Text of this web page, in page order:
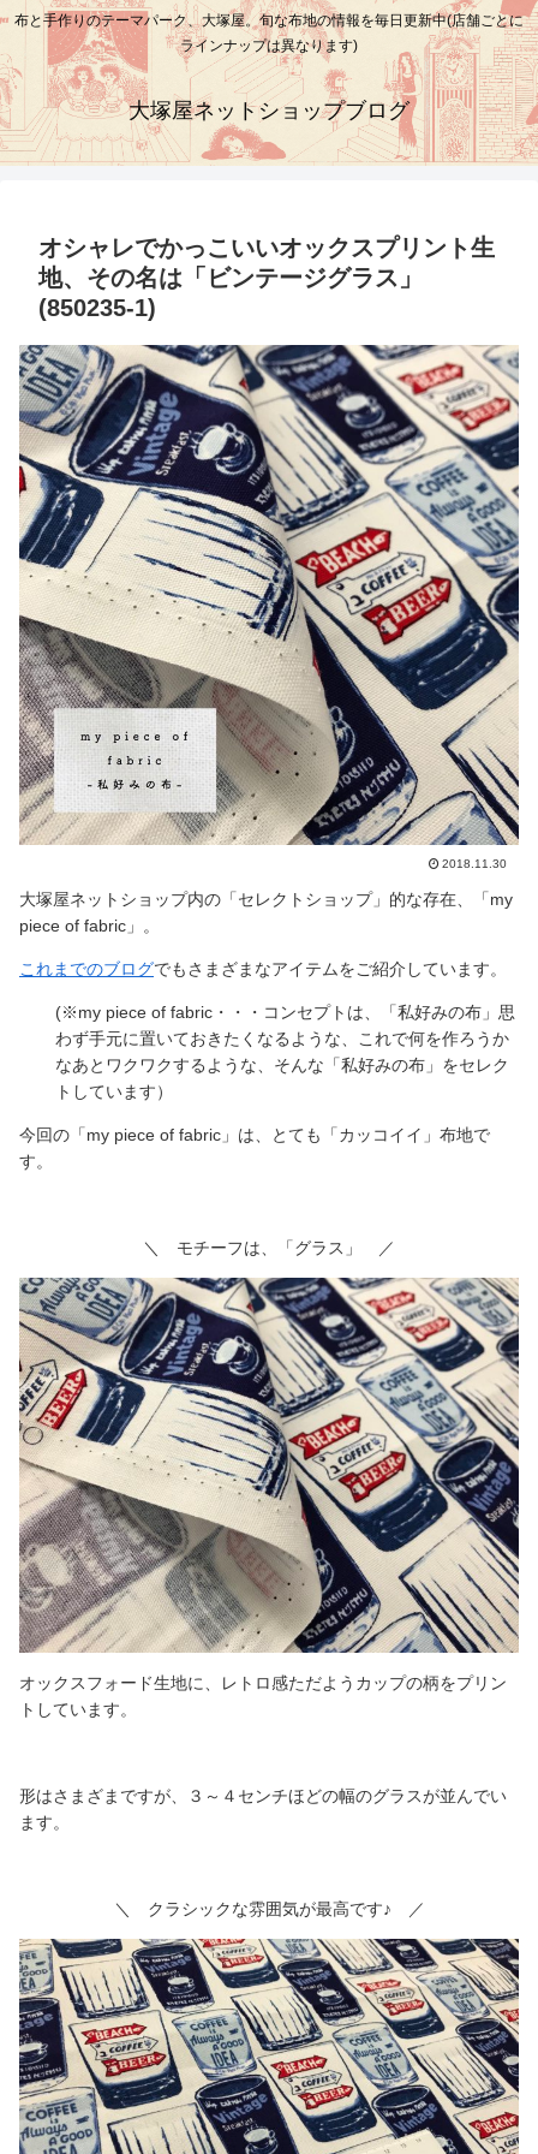
布と手作りのテーマパーク、大塚屋。旬な布地の情報を毎日更新中(店舗ごとに
ラインナップは異なります)
大塚屋ネットショップブログ
オシャレでかっこいいオックスプリント生
地、その名は「ビンテージグラス」
(850235-1)
2018.11.30
大塚屋ネットショップ内の「セレクトショップ」的な存在、「my
piece of fabric」。
これまでのブログでもさまざまなアイテムをご紹介しています。
(※my piece of fabric・・・コンセプトは、「私好みの布」思
わず手元に置いておきたくなるような、これで何を作ろうか
なあとワクワクするような、そんな「私好みの布」をセレク
トしています）
今回の「my piece of fabric」は、とても「カッコイイ」布地で
す。
＼ モチーフは、「グラス」 ／
オックスフォード生地に、レトロ感ただようカップの柄をプリン
トしています。
形はさまざまですが、３～４センチほどの幅のグラスが並んでい
ます。
＼ クラシックな雰囲気が最高です♪ ／